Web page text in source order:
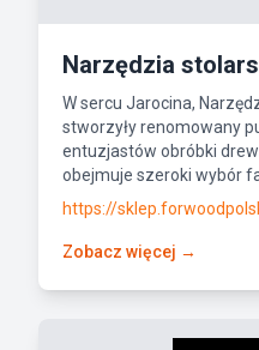
Narzędzia
W sercu Jarocina,
stworzyły renomowany
entuzjastów obróbki
obejmuje szeroki wybór
https://
Zobacz więcej →